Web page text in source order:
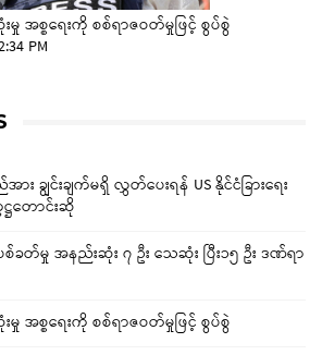
အစ္စရေးကို စစ်ရာဇဝတ်မှုဖြင့် စွပ်စွဲ
PM
း ချွင်းချက်မရှိ လွှတ်ပေးရန် US နိုင်ငံခြားရေး
ဌတောင်းဆို
စ်ခတ်မှု အနည်းဆုံး ၇ ဦး သေဆုံး ပြီး၁၅ ဦး ဒဏ်ရာ
အစ္စရေးကို စစ်ရာဇဝတ်မှုဖြင့် စွပ်စွဲ